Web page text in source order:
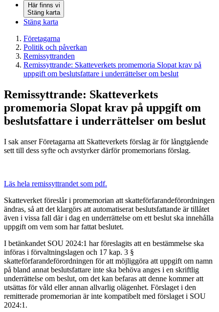
Här finns vi
Stäng karta
Stäng karta
Företagarna
Politik och påverkan
Remissyttranden
Remissyttrande: Skatteverkets promemoria Slopat krav på
uppgift om beslutsfattare i underrättelser om beslut
Remissyttrande: Skatteverkets
promemoria Slopat krav på uppgift om
beslutsfattare i underrättelser om beslut
I sak anser Företagarna att Skatteverkets förslag är för långtgående
sett till dess syfte och avstyrker därför promemorians förslag.
Läs hela remissyttrandet som pdf.
Skatteverket föreslår i promemorian att skatteförfarandeförordningen
ändras, så att det klargörs att automatiserat beslutsfattande är tillåtet
även i vissa fall där i dag en underrättelse om ett beslut ska innehålla
uppgift om vem som har fattat beslutet.
I betänkandet SOU 2024:1 har föreslagits att en bestämmelse ska
införas i förvaltningslagen och 17 kap. 3 §
skatteförfarandeförordningen för att möjliggöra att uppgift om namn
på bland annat beslutsfattare inte ska behöva anges i en skriftlig
underrättelse om beslut, om det kan befaras att denne kommer att
utsättas för våld eller annan allvarlig olägenhet. Förslaget i den
remitterade promemorian är inte kompatibelt med förslaget i SOU
2024:1.